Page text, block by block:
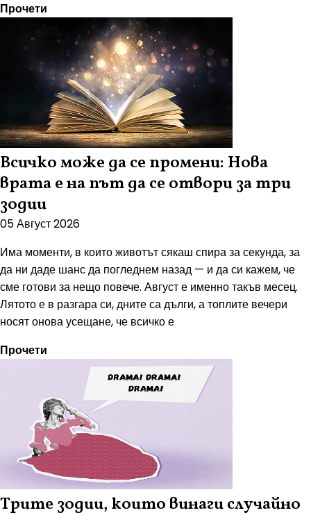
Прочети
Всичко може да се промени: Нова
врата е на път да се отвори за три
зодии
05 Август 2026
Има моменти, в които животът сякаш спира за секунда, за
да ни даде шанс да погледнем назад — и да си кажем, че
сме готови за нещо повече. Август е именно такъв месец.
Лятото е в разгара си, дните са дълги, а топлите вечери
носят онова усещане, че всичко е
Прочети
Трите зодии, които винаги случайно